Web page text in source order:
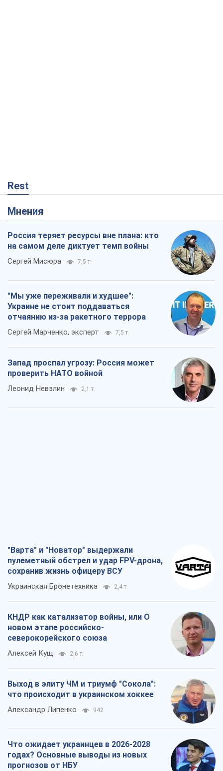
Rest
Мнения
Россия теряет ресурсы вне плана: кто
на самом деле диктует темп войны
Сергей Мисюра 7,5 т.
"Мы уже переживали и худшее":
Украине не стоит поддаваться
отчаянию из-за ракетного террора
Сергей Марченко, эксперт 7,5 т.
Запад проспал угрозу: Россия может
проверить НАТО войной
Леонид Невзлин 2,1 т.
"Варта" и "Новатор" выдержали
пулеметный обстрел и удар FPV-дрона,
сохранив жизнь офицеру ВСУ
Украинская Бронетехника 2,4 т.
КНДР как катализатор войны, или О
новом этапе российско-
северокорейского союза
Алексей Кущ 2,6 т.
Выход в элиту ЧМ и триумф "Сокола":
что происходит в украинском хоккее
Александр Липенко 942
Что ожидает украинцев в 2026-2028
годах? Основные выводы из новых
прогнозов от НБУ